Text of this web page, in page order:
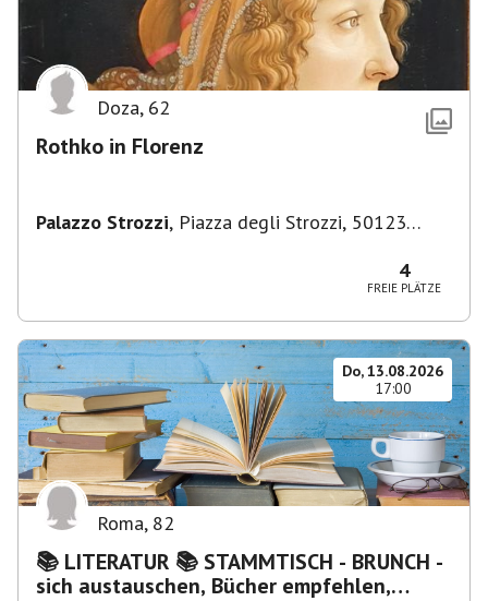
Doza, 62
Rothko in Florenz
Palazzo Strozzi, Piazza degli Strozzi, 50123
4
FREIE PLÄTZE
Do, 13.08.2026
17:00
Roma, 82
📚 LITERATUR 📚 STAMMTISCH - BRUNCH -
sich austauschen, Bücher empfehlen,